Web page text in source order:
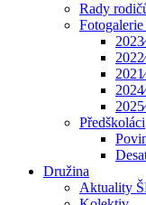
Rady
Předškoláci
Družina
Aktuality